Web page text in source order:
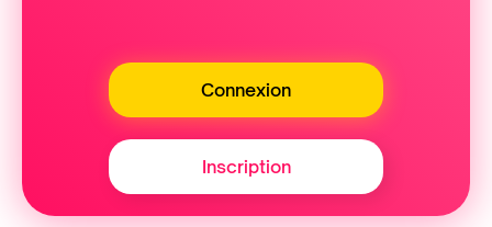
Connexion
Inscription